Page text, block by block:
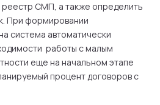
реестр СМП, а также определить
При формировании
система автоматически
работы с малым
еще на начальном этапе
процент договоров с